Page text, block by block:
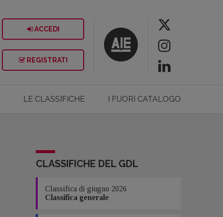
ACCEDI
REGISTRATI
LE CLASSIFICHE I FUORI CATALOGO
CLASSIFICHE DEL GDL
Classifica di giugno 2026
Classifica generale